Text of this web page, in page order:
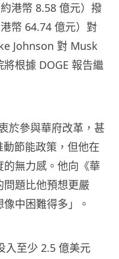
港幣 8.58 億元）撥
幣 64.74 億元）對
Johnson 對 Musk
根據 DOGE 報告繼
於參與華府改革，甚
節能政策，但他在
無力感。他向《華
題比他預想更嚴
中困難得多」。
入至少 2.5 億美元